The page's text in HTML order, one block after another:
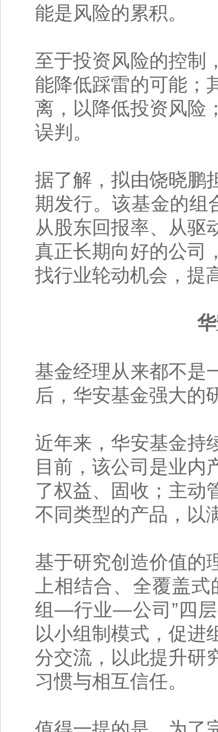
能是风险的累积。
至于投资风险的控制
能降低踩雷的可能；
离，以降低投资风险
误判。
据了解，拟由饶晓鹏
期发行。该基金的组
从股东回报率、从驱
真正长期向好的公司
找行业轮动机会，提
基金经理从来都不是
后，华安基金强大的
近年来，华安基金持
目前，该公司是业内
了权益、固收；主动
不同类型的产品，以
基于研究创造价值的
上相结合、全覆盖
组—行业—公司”四层
以小组制模式，促进
分交流，以此提升研
习惯与相互信任。